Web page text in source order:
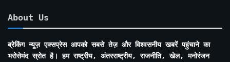
About Us
ब्रेकिंग न्यूज़ एक्सप्रेस आपको सबसे तेज़ और विश्वसनीय खबरें पहुंचाने का
भरोसेमंद स्रोत है। हम राष्ट्रीय, अंतरराष्ट्रीय, राजनीति, खेल, मनोरंजन